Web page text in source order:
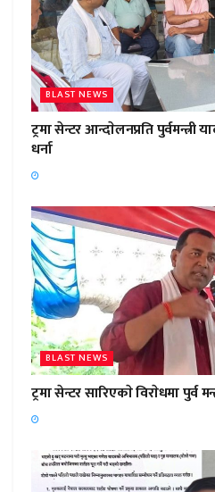
BLAST NEWS
ट्रमा सेन्टर आन्दाेलनप्रति
धर्ना
BLAST NEWS
ट्रमा सेन्टर सारिएकाे विराेधमा पुर्व